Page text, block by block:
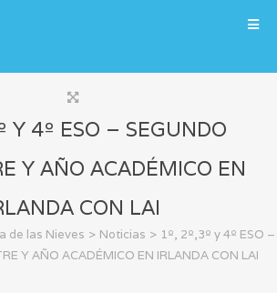
Y 4º ESO – SEGUNDO
Y AÑO ACADÉMICO EN
CON LAI
de las Nieves > Noticias > 1º, 2º,3º y 4º ESO –
Y AÑO ACADÉMICO EN IRLANDA CON LAI